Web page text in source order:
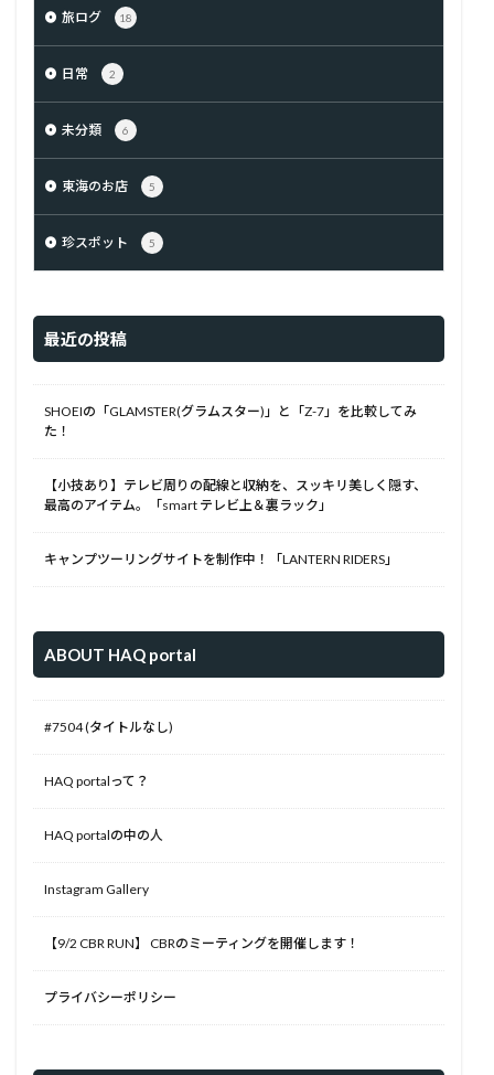
旅ログ 18
日常 2
未分類 6
東海のお店 5
珍スポット 5
最近の投稿
SHOEIの「GLAMSTER(グラムスター)」と「Z-7」を比較してみ
た！
【小技あり】テレビ周りの配線と収納を、スッキリ美しく隠す、
最高のアイテム。「smart テレビ上＆裏ラック」
キャンプツーリングサイトを制作中！「LANTERN RIDERS」
ABOUT HAQ portal
#7504 (タイトルなし)
HAQ portalって？
HAQ portalの中の人
Instagram Gallery
【9/2 CBR RUN】 CBRのミーティングを開催します！
プライバシーポリシー